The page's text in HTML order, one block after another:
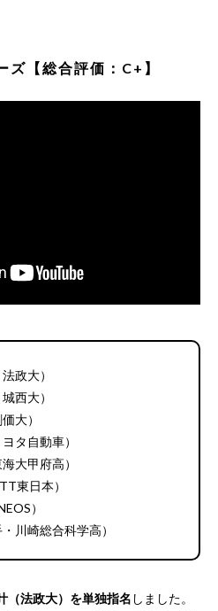
ズ【総合評価：C+】
政大）
西大）
大）
タ自動車）
大甲府高）
東日本）
）
川崎総合科学高）
（法政大）を単独指名 しました。